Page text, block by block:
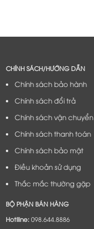
CHÍNH SÁCH/HƯỚNG DẪN
Chính sách bảo hành
Chính sách đổi trả
Chính sách vận chuyển
Chính sách thanh toán
Chính sách bảo mật
Điều khoản sử dụng
Thắc mắc thường gặp
BỘ PHẬN BÁN HÀNG
Hotlline:098.644.8886